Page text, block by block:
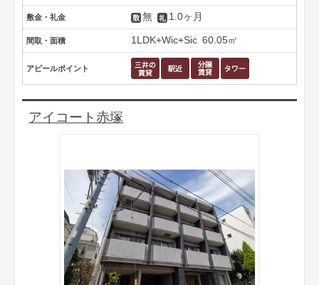
敷金・礼金 無 1.0ヶ月
間取・面積 1LDK+Wic+Sic 60.05㎡
アピールポイント
アイコート赤塚